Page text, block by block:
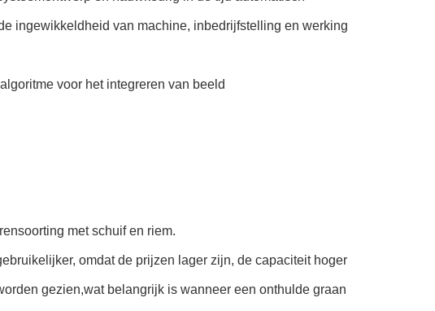
ingewikkeldheid van machine, inbedrijfstelling en werking
voor het integreren van beeld
met schuif en riem.
omdat de prijzen lager zijn, de capaciteit hoger
gezien,wat belangrijk is wanneer een onthulde graan